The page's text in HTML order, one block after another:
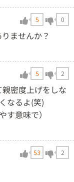
5 0
ませんか？
5 2
密度上げをしな
なるよ(笑)
す意味で）
53 2